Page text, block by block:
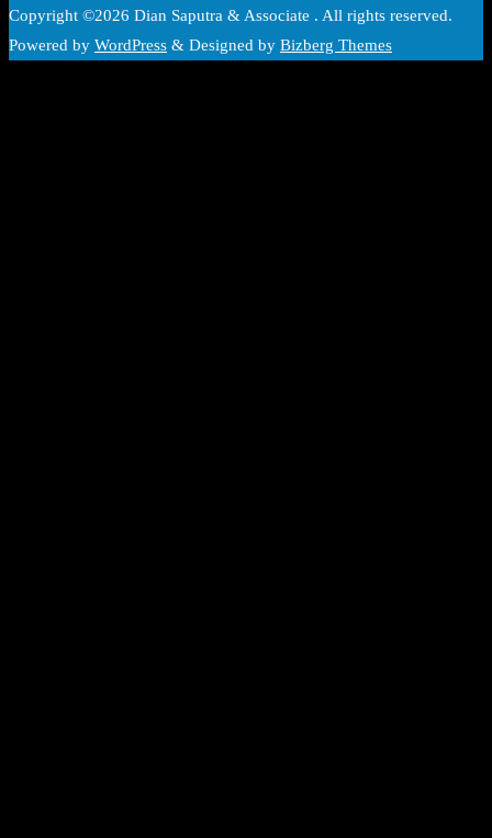
Copyright ©2026 Dian Saputra & Associate . All rights reserved.
Powered by WordPress & Designed by Bizberg Themes